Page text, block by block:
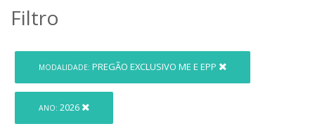
Filtro
MODALIDADE: PREGÃO EXCLUSIVO ME E EPP
ANO: 2026